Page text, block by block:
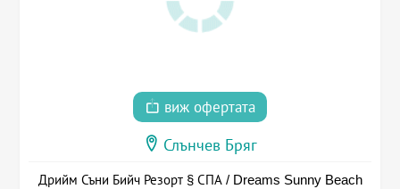
виж офертата
Слънчев Бряг
Дрийм Съни Бийч Резорт § СПА / Dreams Sunny Beach